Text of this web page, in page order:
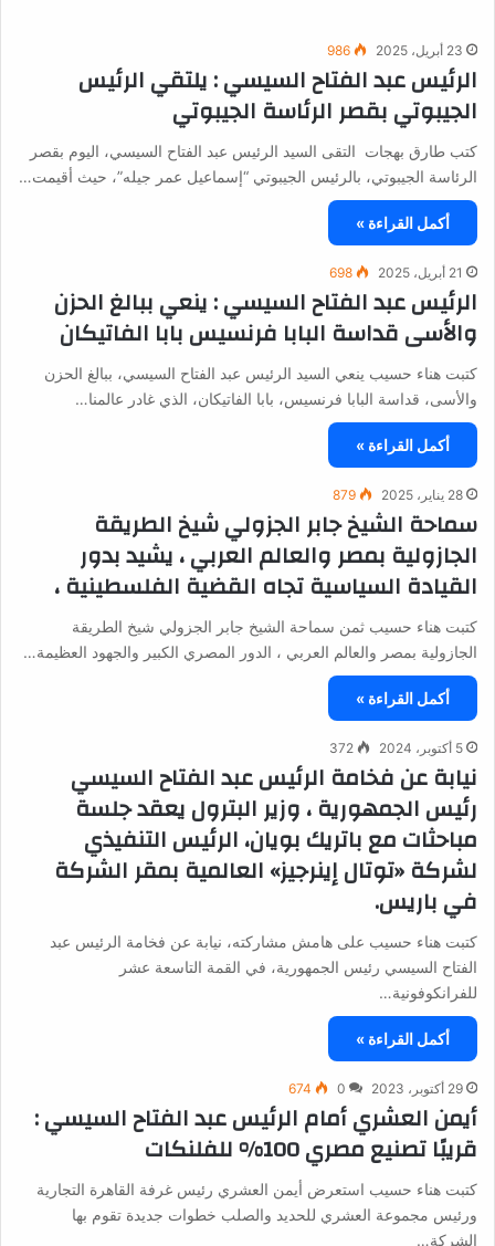
23 أبريل، 2025 986
الرئيس عبد الفتاح السيسي : يلتقي الرئيس
الجيبوتي بقصر الرئاسة الجيبوتي
كتب طارق بهجات التقى السيد الرئيس عبد الفتاح السيسي، اليوم بقصر
الرئاسة الجيبوتي، بالرئيس الجيبوتي “إسماعيل عمر جيله”، حيث أقيمت…
أكمل القراءة »
21 أبريل، 2025 698
الرئيس عبد الفتاح السيسي : ينعي ببالغ الحزن
والأسى قداسة البابا فرنسيس بابا الفاتيكان
كتبت هناء حسيب ينعي السيد الرئيس عبد الفتاح السيسي، ببالغ الحزن
والأسى، قداسة البابا فرنسيس، بابا الفاتيكان، الذي غادر عالمنا…
أكمل القراءة »
28 يناير، 2025 879
سماحة الشيخ جابر الجزولي شيخ الطريقة
الجازولية بمصر والعالم العربي ، يشيد بدور
القيادة السياسية تجاه القضية الفلسطينية ،
كتبت هناء حسيب ثمن سماحة الشيخ جابر الجزولي شيخ الطريقة
الجازولية بمصر والعالم العربي ، الدور المصري الكبير والجهود العظيمة…
أكمل القراءة »
5 أكتوبر، 2024 372
نيابة عن فخامة الرئيس عبد الفتاح السيسي
رئيس الجمهورية ، وزير البترول يعقد جلسة
مباحثات مع باتريك بويان، الرئيس التنفيذي
لشركة «توتال إينرجيز» العالمية بمقر الشركة
في باريس.
كتبت هناء حسيب على هامش مشاركته، نيابة عن فخامة الرئيس عبد
الفتاح السيسي رئيس الجمهورية، في القمة التاسعة عشر
للفرانكوفونية…
أكمل القراءة »
29 أكتوبر، 2023 0
674
أيمن العشري أمام الرئيس عبد الفتاح السيسي :
قريبًا تصنيع مصري 100% للفلنكات
كتبت هناء حسيب استعرض أيمن العشري رئيس غرفة القاهرة التجارية
ورئيس مجموعة العشري للحديد والصلب خطوات جديدة تقوم بها
الشركة…